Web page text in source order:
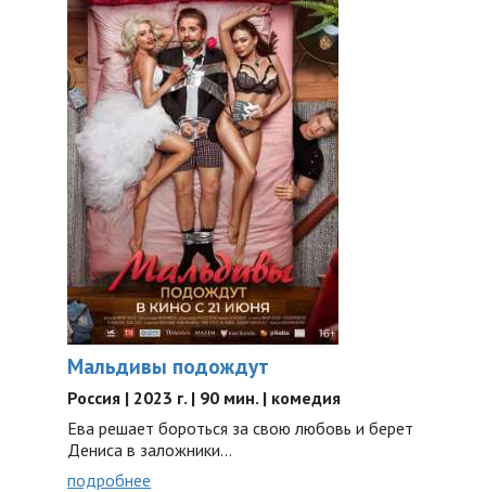
Мальдивы подождут
Россия | 2023 г. | 90 мин. | комедия
Ева решает бороться за свою любовь и берет
Дениса в заложники…
подробнее